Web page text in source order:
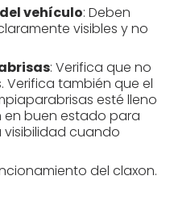
vehículo: Deben
visibles y no
: Verifica que no
Verifica también que el
esté lleno
en buen estado para
cuando
del claxon.